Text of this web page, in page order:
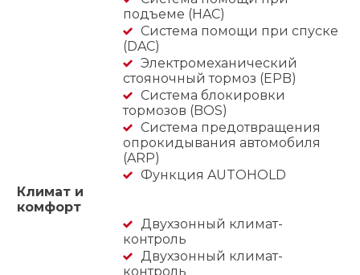
подъеме (HAC)
Система помощи при спуске
(DAC)
Электромеханический
стояночный тормоз (EPB)
Система блокировки
тормозов (BOS)
Система предотвращения
опрокидывания автомобиля
(ARP)
Функция AUTOHOLD
Климат и
комфорт
Двухзонный климат-
контроль
Двухзонный климат-
контроль